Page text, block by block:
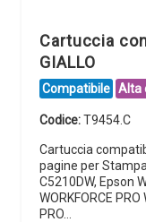
Cartuccia
GIALLO
Compatibile Alta
Codice:T9454.C
Cartuccia
pagine per
C5210DW, Epson
WORKFORCE
PRO…